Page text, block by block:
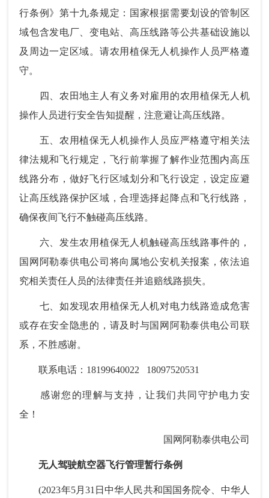
行条例》第十九条规定：国家根据需要划设的管制区
域包含发电厂、变电站、高压线路等公共基础设施以
及周边一定区域。请农用植保无人机操作人员严格遵
守。
四、农田地主人有义务对雇用的农用植保无人机
操作人员进行安全告知提醒，注意避让高压线路。
五、农用植保无人机操作人员应严格遵守相关法
律法规和飞行规定，飞行前掌握了解作业范围内高压
线路分布，做好飞行区域划分和飞行设定，设定应避
让高压线路保护区域，合理选择起降点和飞行线路，
确保夜间飞行不触碰高压线路。
六、发生农用植保无人机触碰高压线路事件的，
国 网 阿勒泰供电公司将向属地公安机关报案，依法追
究相关责任人员的法律责任并追赔线路损失。
七、如发现农用植保无人机对电力线路造成危害
或存在安全隐患的，请及时与国网阿勒泰供电公司联
系，不胜感谢。
联系电话：18199640022 18097520531
感谢您的理解与支持，让我们共同守护电力安
全！
国网阿勒泰供电公司
无人驾驶航空器飞行管理暂行条例
(2023年5月31日中华人民共和国国务院令、中华人